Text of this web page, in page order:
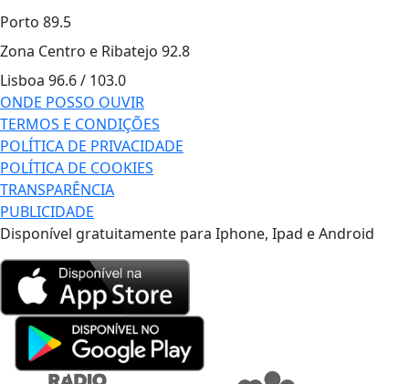
Porto 89.5
Zona Centro e Ribatejo 92.8
Lisboa 96.6 / 103.0
ONDE POSSO OUVIR
TERMOS E CONDIÇÕES
POLÍTICA DE PRIVACIDADE
POLÍTICA DE COOKIES
TRANSPARÊNCIA
PUBLICIDADE
Disponível gratuitamente para Iphone, Ipad e Android